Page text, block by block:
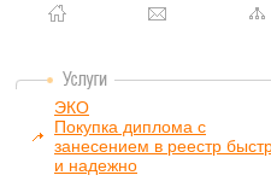
ЭКО
Покупка диплома с
занесением в реестр
и надежно